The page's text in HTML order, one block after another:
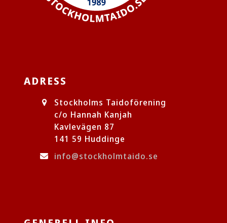
ADRESS
Stockholms Taidoförening
c/o Hannah Kanjah
Kavlevägen 87
141 59 Huddinge
info@stockholmtaido.se